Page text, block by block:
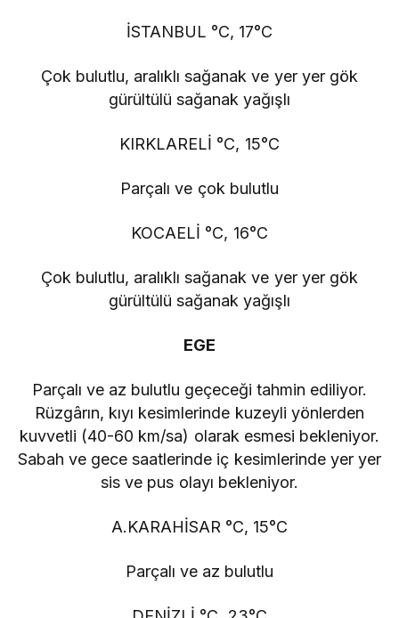
İSTANBUL °C, 17°C
Çok bulutlu, aralıklı sağanak ve yer yer gök
gürültülü sağanak yağışlı
KIRKLARELİ °C, 15°C
Parçalı ve çok bulutlu
KOCAELİ °C, 16°C
Çok bulutlu, aralıklı sağanak ve yer yer gök
gürültülü sağanak yağışlı
EGE
Parçalı ve az bulutlu geçeceği tahmin ediliyor.
Rüzgârın, kıyı kesimlerinde kuzeyli yönlerden
kuvvetli (40-60 km/sa) olarak esmesi bekleniyor.
Sabah ve gece saatlerinde iç kesimlerinde yer yer
sis ve pus olayı bekleniyor.
A.KARAHİSAR °C, 15°C
Parçalı ve az bulutlu